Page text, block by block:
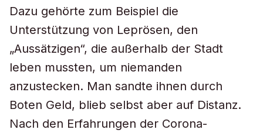
Dazu gehörte zum Beispiel die
Unterstützung von Leprösen, den
„Aussätzigen“, die außerhalb der Stadt
leben mussten, um niemanden
anzustecken. Man sandte ihnen durch
Boten Geld, blieb selbst aber auf Distanz.
Nach den Erfahrungen der Corona-